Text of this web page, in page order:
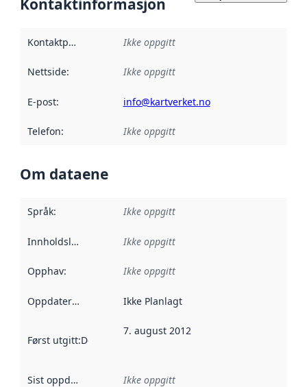
Kontaktinformasjon
Kontaktpunkt Ikke oppgitt
Nettside: Ikke oppgitt
E-post: info@kartverket.no
Telefon: Ikke oppgitt
Om dataene
Språk: Ikke oppgitt
Innholdsleverandører :
Ikke oppgitt
Opphav: Ikke oppgitt
Oppdateringsfrekvens :
Ikke Planlagt
Først utgitt:Denne datoen sier når dataene i dette
7. august 2012
Sist oppdatert Ikke oppgitt